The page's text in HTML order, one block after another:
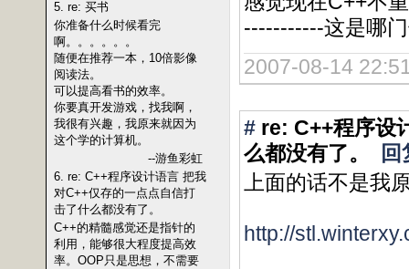
5. re: 买书
你准备什么时候看完
啊。。。。。。
随便在推荐一本，10倍影像
阅读法。
可以提高看书的效率。
你要真开发游戏，找我啊，
我很有兴趣，我原来就因为
这个学的计算机。
--游鱼彩虹
6. re: C++程序设计语言 把我
对C++仅存的一点点自信打
击了什么都没有了。
C++的精髓感觉还是指针的
利用，能够很大程度提高效
率。OOP只是思想，不需要
-----------这是哪
2007-08-14
# re: C++程序设
么都没有了。
回
上面的话不是我
http://